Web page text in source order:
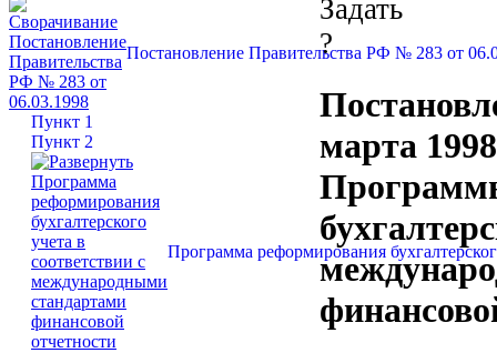
Постановление Правительства РФ № 283 от
Пункт 1
Пункт 2
Программа реформирования
марта